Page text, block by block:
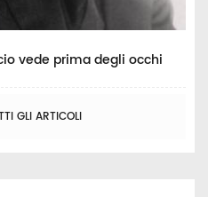
vede prima degli occhi
GLI ARTICOLI